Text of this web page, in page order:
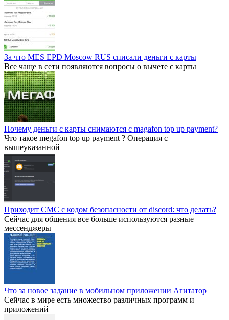
За что MES EPD Moscow RUS списали деньги с карты
Все чаще в сети появляются вопросы о вычете с карты
Почему деньги с карты снимаются с magafon top up payment?
Что такое megafon top up payment ? Операция с
вышеуказанной
Приходит СМС с кодом безопасности от discord: что делать?
Сейчас для общения все больше используются разные
мессенджеры
Что за новое задание в мобильном приложении Агитатор
Сейчас в мире есть множество различных программ и
приложений